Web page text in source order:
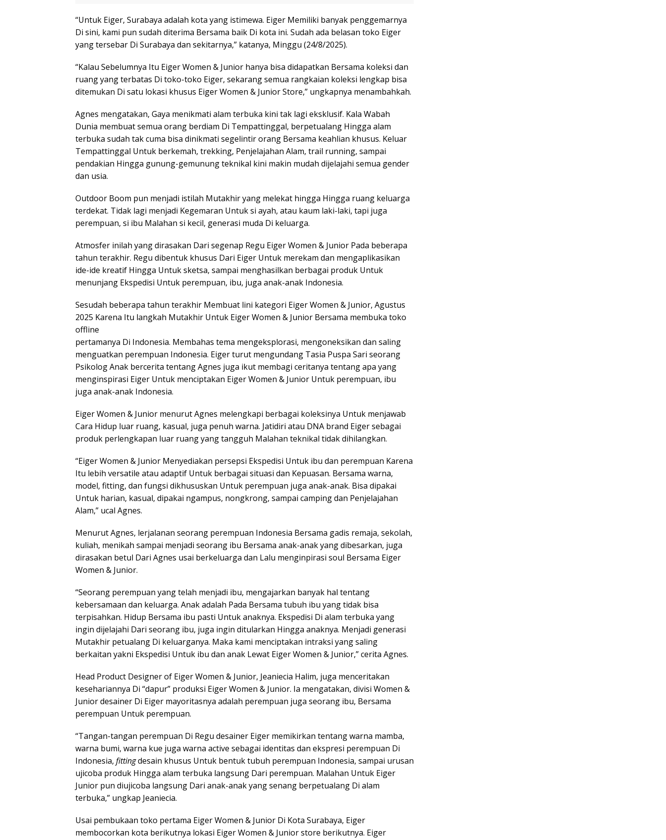
“Untuk Eiger, Surabaya adalah kota yang istimewa. Eiger Memiliki banyak penggemarnya
Di sini, kami pun sudah diterima Bersama baik Di kota ini. Sudah ada belasan toko Eiger
yang tersebar Di Surabaya dan sekitarnya,” katanya, Minggu (24/8/2025).
“Kalau Sebelumnya Itu Eiger Women & Junior hanya bisa didapatkan Bersama koleksi dan
ruang yang terbatas Di toko-toko Eiger, sekarang semua rangkaian koleksi lengkap bisa
ditemukan Di satu lokasi khusus Eiger Women & Junior Store,” ungkapnya menambahkah.
Agnes mengatakan, Gaya menikmati alam terbuka kini tak lagi eksklusif. Kala Wabah
Dunia membuat semua orang berdiam Di Tempattinggal, berpetualang Hingga alam
terbuka sudah tak cuma bisa dinikmati segelintir orang Bersama keahlian khusus. Keluar
Tempattinggal Untuk berkemah, trekking, Penjelajahan Alam, trail running, sampai
pendakian Hingga gunung-gemunung teknikal kini makin mudah dijelajahi semua gender
dan usia.
Outdoor Boom pun menjadi istilah Mutakhir yang melekat hingga Hingga ruang keluarga
terdekat. Tidak lagi menjadi Kegemaran Untuk si ayah, atau kaum laki-laki, tapi juga
perempuan, si ibu Malahan si kecil, generasi muda Di keluarga.
Atmosfer inilah yang dirasakan Dari segenap Regu Eiger Women & Junior Pada beberapa
tahun terakhir. Regu dibentuk khusus Dari Eiger Untuk merekam dan mengaplikasikan
ide-ide kreatif Hingga Untuk sketsa, sampai menghasilkan berbagai produk Untuk
menunjang Ekspedisi Untuk perempuan, ibu, juga anak-anak Indonesia.
Sesudah beberapa tahun terakhir Membuat lini kategori Eiger Women & Junior, Agustus
2025 Karena Itu langkah Mutakhir Untuk Eiger Women & Junior Bersama membuka toko
offline
pertamanya Di Indonesia. Membahas tema mengeksplorasi, mengoneksikan dan saling
menguatkan perempuan Indonesia. Eiger turut mengundang Tasia Puspa Sari seorang
Psikolog Anak bercerita tentang Agnes juga ikut membagi ceritanya tentang apa yang
menginspirasi Eiger Untuk menciptakan Eiger Women & Junior Untuk perempuan, ibu
juga anak-anak Indonesia.
Eiger Women & Junior menurut Agnes melengkapi berbagai koleksinya Untuk menjawab
Cara Hidup luar ruang, kasual, juga penuh warna. Jatidiri atau DNA brand Eiger sebagai
produk perlengkapan luar ruang yang tangguh Malahan teknikal tidak dihilangkan.
“Eiger Women & Junior Menyediakan persepsi Ekspedisi Untuk ibu dan perempuan Karena
Itu lebih versatile atau adaptif Untuk berbagai situasi dan Kepuasan. Bersama warna,
model, fitting, dan fungsi dikhususkan Untuk perempuan juga anak-anak. Bisa dipakai
Untuk harian, kasual, dipakai ngampus, nongkrong, sampai camping dan Penjelajahan
Alam,” ucal Agnes.
Menurut Agnes, lerjalanan seorang perempuan Indonesia Bersama gadis remaja, sekolah,
kuliah, menikah sampai menjadi seorang ibu Bersama anak-anak yang dibesarkan, juga
dirasakan betul Dari Agnes usai berkeluarga dan Lalu menginpirasi soul Bersama Eiger
Women & Junior.
“Seorang perempuan yang telah menjadi ibu, mengajarkan banyak hal tentang
kebersamaan dan keluarga. Anak adalah Pada Bersama tubuh ibu yang tidak bisa
terpisahkan. Hidup Bersama ibu pasti Untuk anaknya. Ekspedisi Di alam terbuka yang
ingin dijelajahi Dari seorang ibu, juga ingin ditularkan Hingga anaknya. Menjadi generasi
Mutakhir petualang Di keluarganya. Maka kami menciptakan intraksi yang saling
berkaitan yakni Ekspedisi Untuk ibu dan anak Lewat Eiger Women & Junior,” cerita Agnes.
Head Product Designer of Eiger Women & Junior, Jeaniecia Halim, juga menceritakan
kesehariannya Di “dapur” produksi Eiger Women & Junior. Ia mengatakan, divisi Women &
Junior desainer Di Eiger mayoritasnya adalah perempuan juga seorang ibu, Bersama
perempuan Untuk perempuan.
“Tangan-tangan perempuan Di Regu desainer Eiger memikirkan tentang warna mamba,
warna bumi, warna kue juga warna active sebagai identitas dan ekspresi perempuan Di
Indonesia, fittingdesain khusus Untuk bentuk tubuh perempuan Indonesia, sampai urusan
ujicoba produk Hingga alam terbuka langsung Dari perempuan. Malahan Untuk Eiger
Junior pun diujicoba langsung Dari anak-anak yang senang berpetualang Di alam
terbuka,” ungkap Jeaniecia.
Usai pembukaan toko pertama Eiger Women & Junior Di Kota Surabaya, Eiger
membocorkan kota berikutnya lokasi Eiger Women & Junior store berikutnya. Eiger